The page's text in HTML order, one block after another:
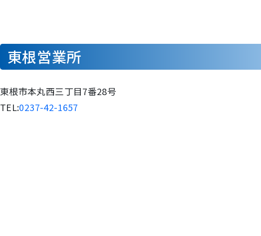
東根営業所
東根市本丸西三丁目7番28号
TEL:0237-42-1657